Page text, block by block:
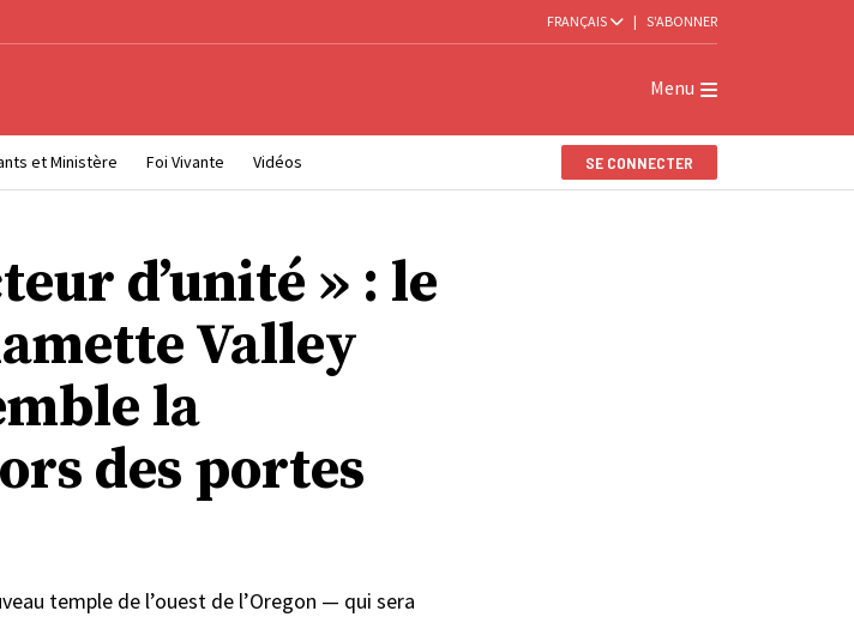
FRANÇAIS | S'ABONNER
Menu
et Ministère Foi Vivante Vidéos SE CONNECTER
d’unité » : le
Valley
la
des portes
temple de l’ouest de l’Oregon — qui sera